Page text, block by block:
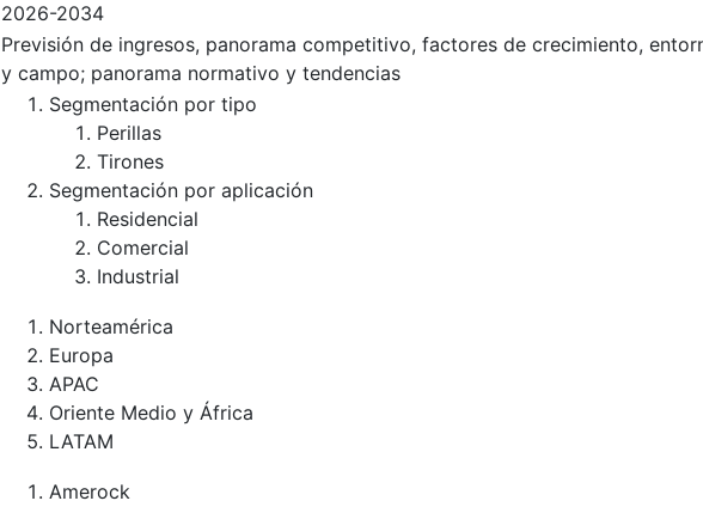
2026-2034
Previsión de ingresos, panorama competitivo, factores de crecimiento,
y campo; panorama normativo y tendencias
Segmentación por tipo
Perillas
Tirones
Segmentación por aplicación
Residencial
Comercial
Industrial
Norteamérica
Europa
APAC
Oriente Medio y África
LATAM
Amerock